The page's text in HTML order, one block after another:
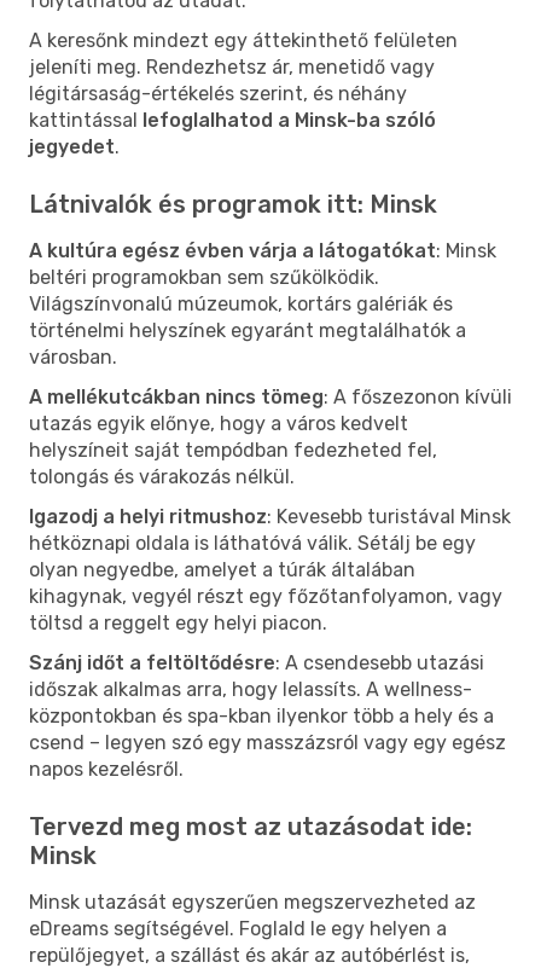
A keresőnk mindezt egy áttekinthető felületen
jeleníti meg. Rendezhetsz ár, menetidő vagy
légitársaság-értékelés szerint, és néhány
kattintással lefoglalhatod a Minsk-ba szóló
jegyedet.
Látnivalók és programok itt: Minsk
A kultúra egész évben várja a látogatókat: Minsk
beltéri programokban sem szűkölködik.
Világszínvonalú múzeumok, kortárs galériák és
történelmi helyszínek egyaránt megtalálhatók a
városban.
A mellékutcákban nincs tömeg: A főszezonon kívüli
utazás egyik előnye, hogy a város kedvelt
helyszíneit saját tempódban fedezheted fel,
tolongás és várakozás nélkül.
Igazodj a helyi ritmushoz: Kevesebb turistával Minsk
hétköznapi oldala is láthatóvá válik. Sétálj be egy
olyan negyedbe, amelyet a túrák általában
kihagynak, vegyél részt egy főzőtanfolyamon, vagy
töltsd a reggelt egy helyi piacon.
Szánj időt a feltöltődésre: A csendesebb utazási
időszak alkalmas arra, hogy lelassíts. A wellness-
központokban és spa-kban ilyenkor több a hely és a
csend – legyen szó egy masszázsról vagy egy egész
napos kezelésről.
Tervezd meg most az utazásodat ide:
Minsk
Minsk utazását egyszerűen megszervezheted az
eDreams segítségével. Foglald le egy helyen a
repülőjegyet, a szállást és akár az autóbérlést is,